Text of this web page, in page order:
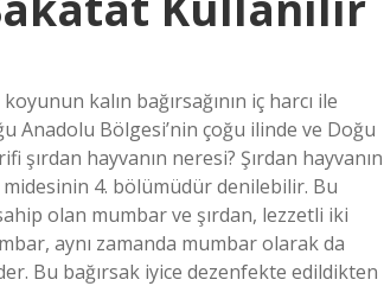
kalın bağırsağının iç harcı ile
Anadolu Bölgesi’nin çoğu ilinde ve Doğu
şırdan hayvanın neresi? Şırdan hayvanın
4. bölümüdür denilebilir. Bu
olan mumbar ve şırdan, lezzetli iki
aynı zamanda mumbar olarak da
Bu bağırsak iyice dezenfekte edildikten